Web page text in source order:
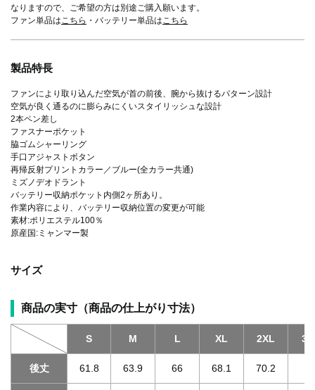
なりますので、ご希望の方は別途ご購入願います。
ファン単品は こちら ・バッテリー単品は こちら
製品特長
ファンにより取り込んだ空気が首の前後、腕から抜けるパターン設計
空気が良く通るのに膨らみにくいスタイリッシュな設計
2本ペン差し
ファスナーポケット
脇ゴムシャーリング
手口アジャストボタン
再帰反射プリントカラー／ブルー(全カラー共通)
ミズノデオドラント
バッテリー収納ポケット内側2ヶ所あり。
作業内容により、バッテリー収納位置の変更が可能
素材:ポリエステル100％
原産国:ミャンマー製
サイズ
商品の実寸（商品の仕上がり寸法）
S M L XL 2XL
後丈 61.8 63.9 66 68.1 70.2